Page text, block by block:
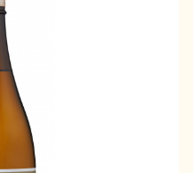
地酒カタログ